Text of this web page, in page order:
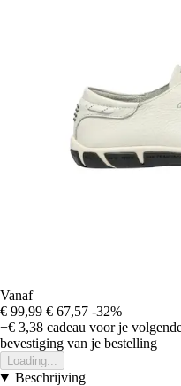
Vanaf
€ 99,99 € 67,57 -32%
+€ 3,38 cadeau voor je
bevestiging van je bestelling
Loading...
Beschrijving